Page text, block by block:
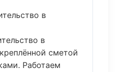
в
в
сметой
Работаем